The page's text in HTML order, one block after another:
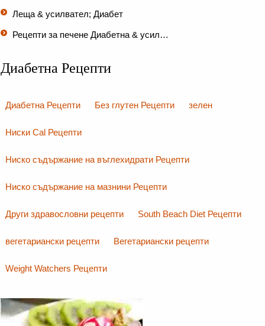
Леща & усилвател; Диабет
Рецепти за печене Диабетна & усил…
Диабетна Рецепти
Диабетна Рецепти Без глутен Рецепти зелен
Ниски Cal Рецепти
Ниско съдържание на въглехидрати Рецепти
Ниско съдържание на мазнини Рецепти
Други здравословни рецепти South Beach Diet Рецепти
вегетариански рецепти Вегетариански рецепти
Weight Watchers Рецепти